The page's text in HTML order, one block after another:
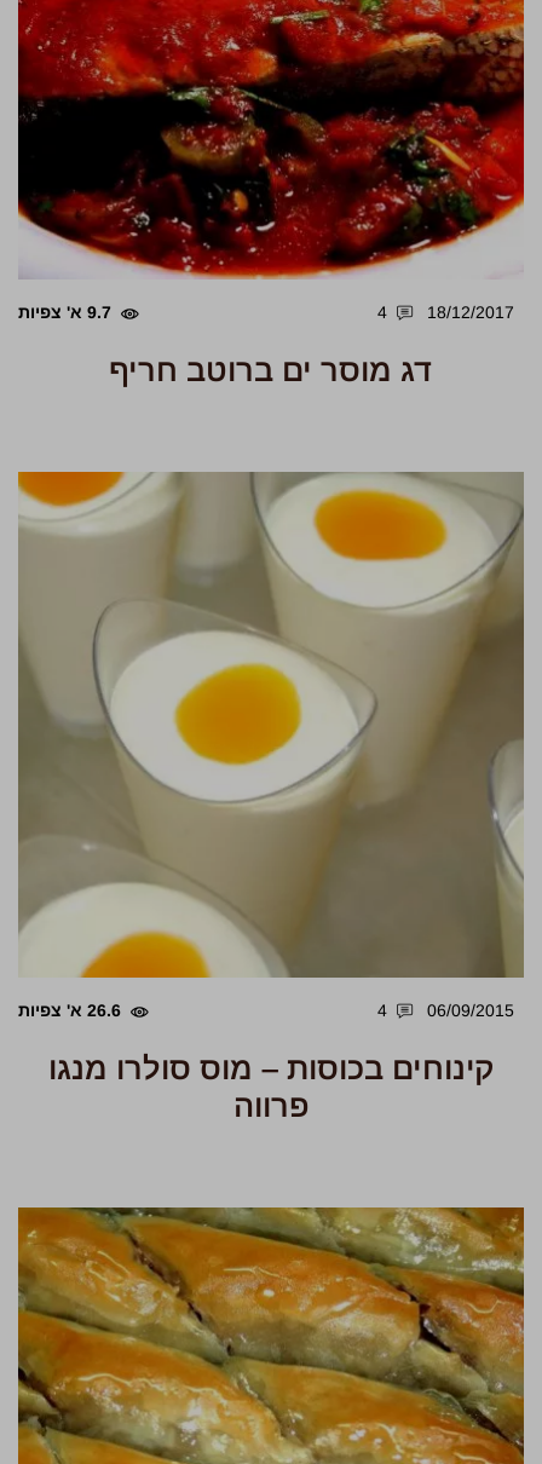
18/12/2017
4 9.7 א' צפיות
דג מוסר ים ברוטב חריף
06/09/2015
4 26.6 א' צפיות
קינוחים בכוסות – מוס סולרו מנגו
פרווה